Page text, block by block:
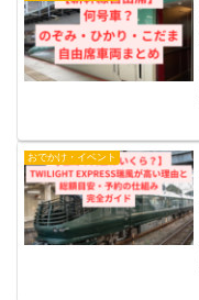
おでかけ・イベント